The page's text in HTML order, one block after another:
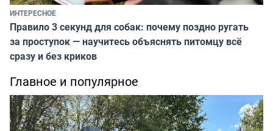
ИНТЕРЕСНОЕ
Правило 3 секунд для собак: почему поздно ругать
за проступок — научитесь объяснять питомцу всё
сразу и без криков
Главное и популярное